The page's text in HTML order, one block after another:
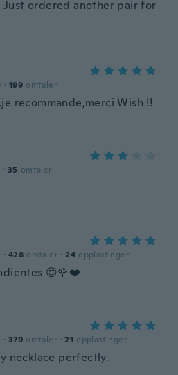
Just ordered another pair for
· 199 omtaler
recommande,merci Wish !!
· 35 omtaler
· 428 omtaler · 24 opplastinger
😍🌹❤️
· 379 omtaler · 21 opplastinger
necklace perfectly.